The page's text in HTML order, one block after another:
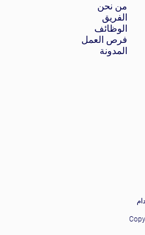
من نحن
الفريق
الوظائف
فرص العمل
المدونة
X
LinkedIn: linkedin.com/
GitHub: github.com/